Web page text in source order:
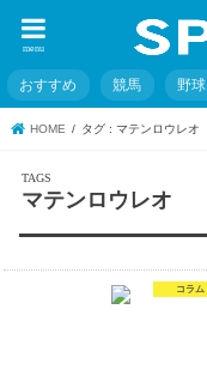
menu
おすすめ 競馬 野球
HOME タグ : マテンロウレオ
マテンロウレオ
コラム